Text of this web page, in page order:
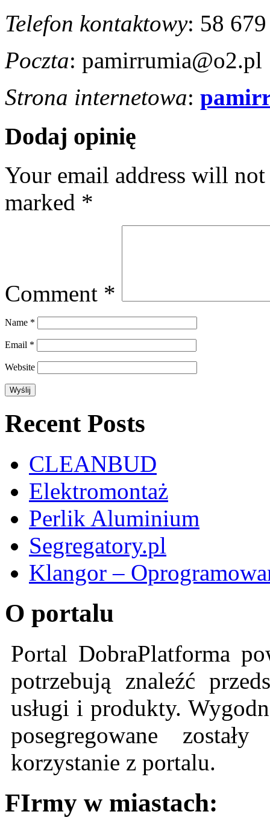
Telefon kontaktowy: 58
Poczta: pamirrumia@o2.pl
Strona internetowa:
Dodaj opinię
Your email address will
marked *
Comment *
Name *
Email *
Website
Recent Posts
CLEANBUD
Elektromontaż
Perlik Aluminium
Segregatory.pl
Klangor –
O portalu
Portal DobraPlatforma
potrzebują znaleźć
usługi i produkty.
posegregowane
korzystanie z portalu.
FIrmy w miastach: